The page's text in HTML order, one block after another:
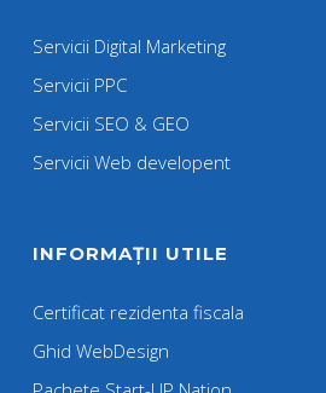
Servicii Digital Marketing
Servicii PPC
Servicii SEO & GEO
Servicii Web developent
INFORMAȚII UTILE
Certificat rezidenta fiscala
Ghid WebDesign